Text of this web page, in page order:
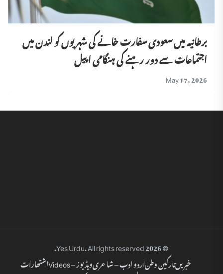
برطانیہ میں سعودی سفارت خانے کی شہریوں کو لندن میں
اجتماعات سے دور رہنے کی ہنگامی اپیل
May 17, 2026
© 2026 Yes Urdu. All rights reserved.
خبریںتارکین وطناردو ادب – شاعریویڈیوز – Videos
اشتھارات